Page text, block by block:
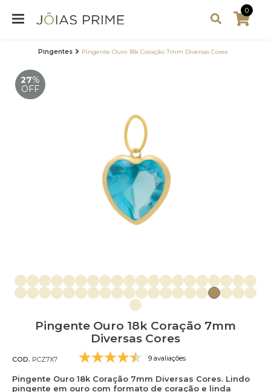
0
Pingentes Pingente Ouro 18k Coração 7mm Diversas Cores
27%
OFF
Pingente Ouro 18k Coração 7mm
Diversas Cores
COD. PCZ7X7 9 avaliações
Pingente Ouro 18k Coração 7mm Diversas Cores. Lindo
pingente em ouro com formato de coração e linda